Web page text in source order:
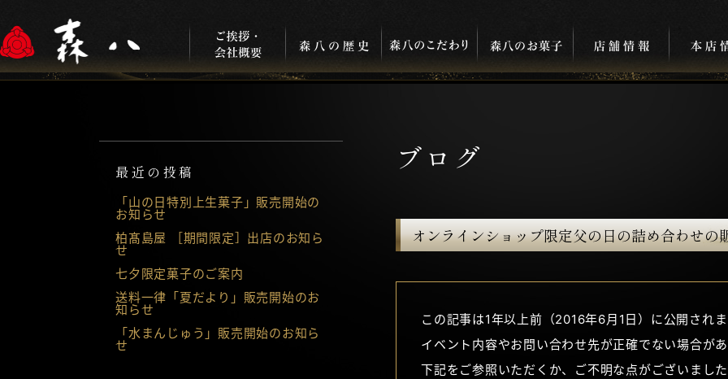
最近の投稿
「山の日特別上生菓子」販売開始の
お知らせ
柏髙島屋 ［期間限定］出店のお知ら
せ
七夕限定菓子のご案内
送料一律「夏だより」販売開始のお
知らせ
「水まんじゅう」販売開始のお知ら
せ
ブログ
オンラインショップ限定父の日の詰め合わせの
この記事は1年以上前（2016年6月1日）に公開されま
イベント内容やお問い合わせ先が正確でない場合があ
下記をご参照いただくか、ご不明な点がございまし